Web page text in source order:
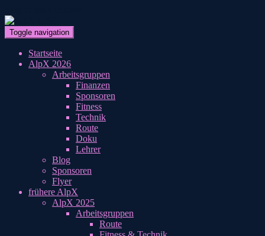
Toggle navigation
Startseite
AlpX 2026
Arbeitsgruppen
Finanzen
Sponsoren
Fitness
Technik
Route
Doku
Lehrer
Blog
Sponsoren
Flyer
frühere AlpX
AlpX 2025
Arbeitsgruppen
Route